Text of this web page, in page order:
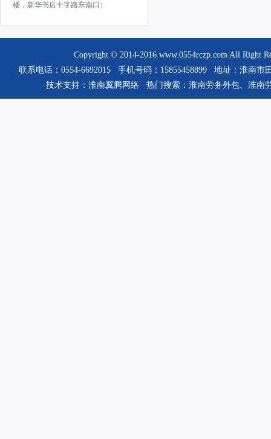
楼，新华书店十字路东南口）
Copyright © 2014-2016 www.0554rczp.com All Right
联系电话：0554-6692015 手机号码：15855458899 地址：淮南
技术支持： 淮南翼腾网络 热门搜索： 淮南劳务外包、 淮南